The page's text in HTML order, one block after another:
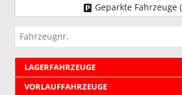
Geparkte Fahrzeuge (
Fahrzeugnr.
LAGERFAHRZEUGE
VORLAUFFAHRZEUGE